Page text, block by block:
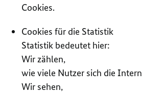
Cookies.
Cookies für die Statistik
Statistik bedeutet hier:
Wir zählen,
wie viele Nutzer sich die
Wir sehen,